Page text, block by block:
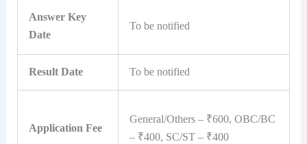
Answer Key
Date
To be notified
Result Date To be notified
Application Fee
General/Others – ₹600, OBC/BC
– ₹400, SC/ST – ₹400